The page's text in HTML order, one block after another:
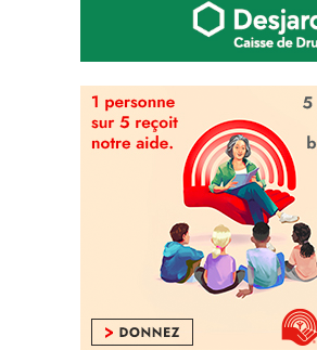
Chroniques 17